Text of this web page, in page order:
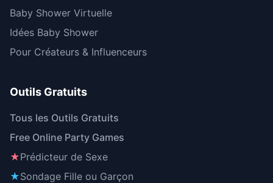
Baby Shower Virtuelle
Idées Baby Shower
Pour Créateurs & Influenceurs
Outils Gratuits
Tous les Outils Gratuits
Free Online Party Games
★Prédicteur de Sexe
★Sondage Fille ou Garçon